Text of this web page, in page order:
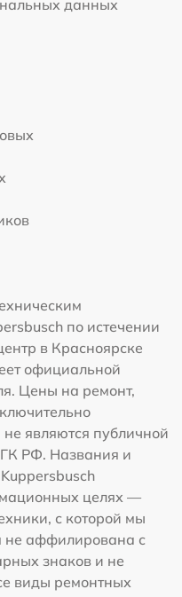
данных
по истечении
в Красноярске
официальной
Цены на ремонт,
являются публичной
ГК РФ. Названия и
целях —
с которой мы
не аффилирована с
знаков и не
виды ремонтных